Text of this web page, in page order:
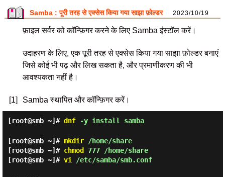
Samba : पूरी तरह से एक्सेस किया गया साझा फ़ोल्डर 2023/10/19
फ़ाइल सर्वर को कॉन्फ़िगर करने के लिए Samba इंस्टॉल करें।
उदाहरण के लिए, एक पूरी तरह से एक्सेस किया गया साझा फ़ोल्डर बनाएं
जिसे कोई भी पढ़ और लिख सकता है, और प्रमाणीकरण की भी
आवश्यकता नहीं है।
[1] Samba स्थापित और कॉन्फ़िगर करें।
[root@smb ~]# dnf-y install samba
[root@smb ~]# mkdir/home/share
[root@smb ~]# chmod 777 /home/share
[root@smb ~]# vi /etc/samba/smb.conf